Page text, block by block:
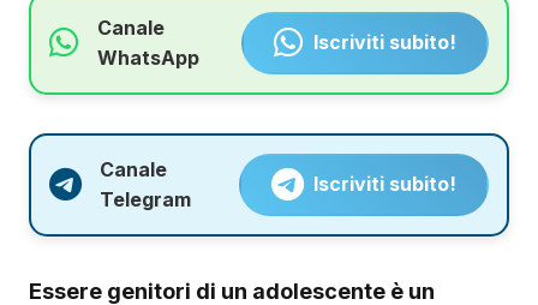
Canale
WhatsApp
Iscriviti subito!
Canale
Telegram
Iscriviti subito!
Essere genitori di un adolescente è un